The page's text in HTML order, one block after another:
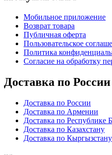
Мобильное приложение
Возврат товара
Публичная оферта
Пользовательское
Политика
Согласие на обработку
Доставка по
Доставка по России
Доставка по Армении
Доставка по Республике
Доставка по Казахстану
Доставка по Кыргызстану